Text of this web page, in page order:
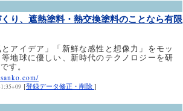
り、遮熱塗料・熱交換塗料のことなら有限
とアイデア」「新鮮な感性と想像力」をモッ
地球に優しい、新時代のテクノロジーを研
す。
[登録データ修正・削除 ]